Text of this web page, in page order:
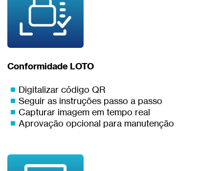
Conformidade LOTO
Digitalizar código QR
Seguir as instruções passo a passo
Capturar imagem em tempo real
Aprovação opcional para manutenção